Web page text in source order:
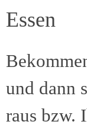
Essen
und dann
raus bzw.